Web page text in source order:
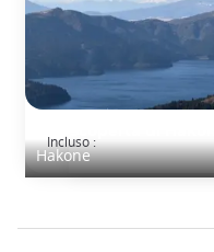
Hakone
Incluso :